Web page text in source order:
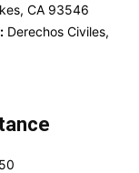
CA 93546
Derechos Civiles,